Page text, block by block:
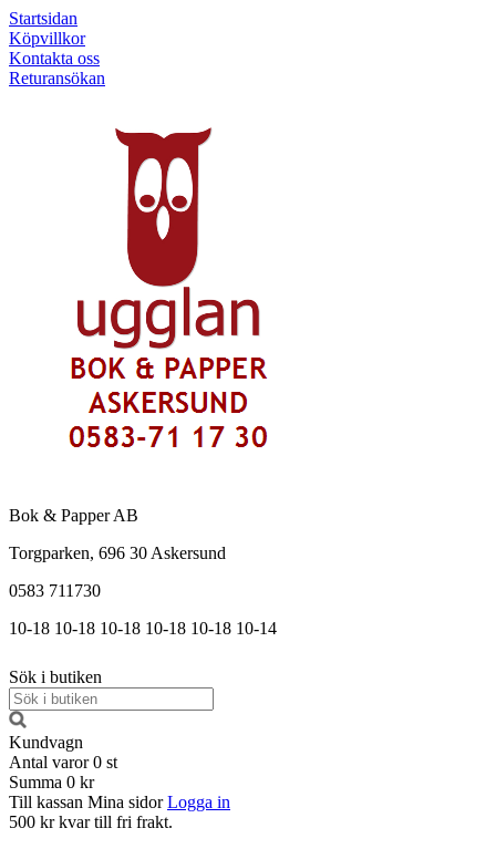
Startsidan
Köpvillkor
Kontakta oss
Returansökan
Bok & Papper AB
Torgparken, 696 30 Askersund
0583 711730
10-18 10-18 10-18 10-18 10-18 10-14
Sök i butiken
Kundvagn
Antal varor 0 st
Summa 0 kr
Till kassan Mina sidor Logga in
500 kr kvar till fri frakt.